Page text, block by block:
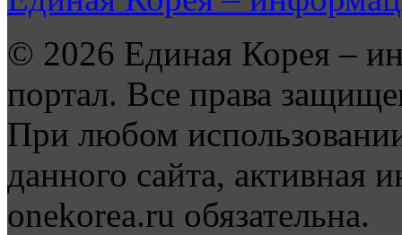
© 2026 Единая Корея –
портал. Все права
При любом
данного сайта, активная
onekorea.ru обязательна.